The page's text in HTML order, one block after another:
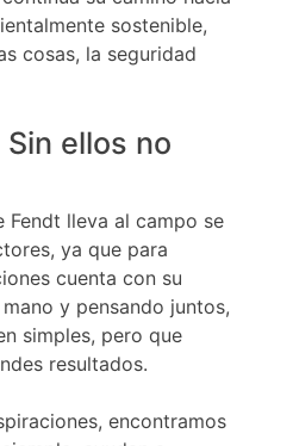
sostenible,
cosas, la seguridad
ellos no
lleva al campo se
ya que para
cuenta con su
y pensando juntos,
simples, pero que
resultados.
encontramos